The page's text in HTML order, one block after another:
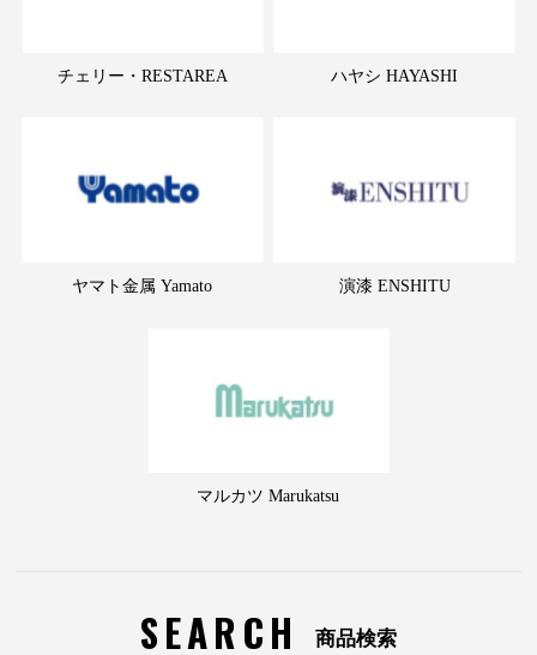
チェリー・RESTAREA ハヤシ HAYASHI
ヤマト金属 Yamato 演漆 ENSHITU
マルカツ Marukatsu
SEARCH 商品検索